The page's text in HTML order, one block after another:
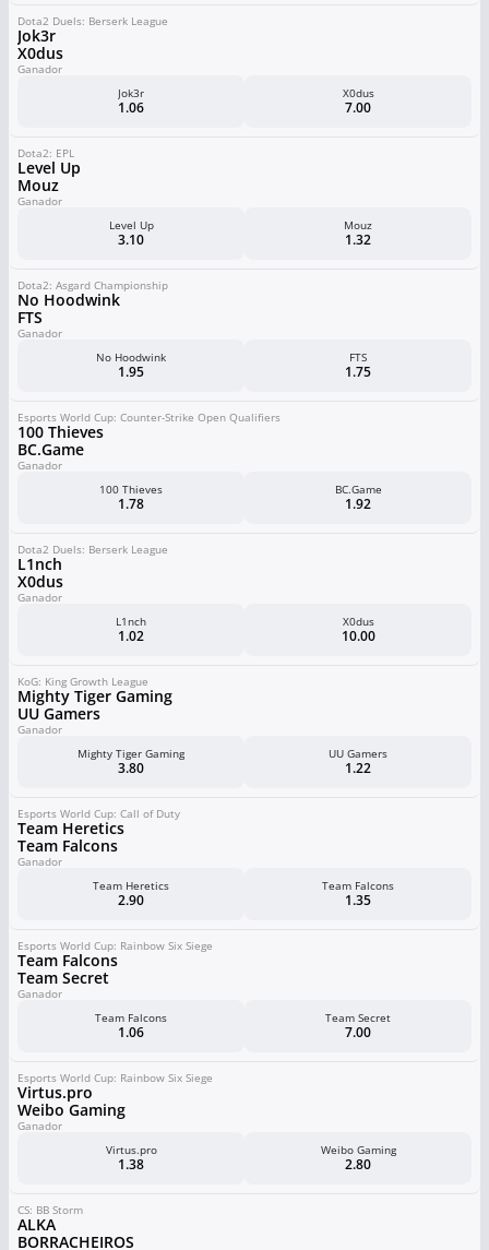
Dota2 Duels: Berserk League
Jok3r
X0dus
Ganador
Jok3r
1.06
X0dus
7.00
Dota2: EPL
Level Up
Mouz
Ganador
Level Up
3.10
Mouz
1.32
Dota2: Asgard Championship
No Hoodwink
FTS
Ganador
No Hoodwink
1.95
FTS
1.75
Esports World Cup: Counter-Strike Open Qualifiers
100 Thieves
BC.Game
Ganador
100 Thieves
1.78
BC.Game
1.92
Dota2 Duels: Berserk League
L1nch
X0dus
Ganador
L1nch
1.02
X0dus
10.00
KoG: King Growth League
Mighty Tiger Gaming
UU Gamers
Ganador
Mighty Tiger Gaming
3.80
UU Gamers
1.22
Esports World Cup: Call of Duty
Team Heretics
Team Falcons
Ganador
Team Heretics
2.90
Team Falcons
1.35
Esports World Cup: Rainbow Six Siege
Team Falcons
Team Secret
Ganador
Team Falcons
1.06
Team Secret
7.00
Esports World Cup: Rainbow Six Siege
Virtus.pro
Weibo Gaming
Ganador
Virtus.pro
1.38
Weibo Gaming
2.80
CS: BB Storm
ALKA
BORRACHEIROS